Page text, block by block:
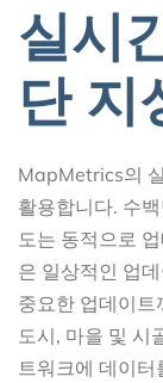
실시
단 지
MapMetrics의
활용합니다. 수
도는 동적으로
은 일상적인 업
중요한 업데이
도시, 마을 및 시
트워크에 데이